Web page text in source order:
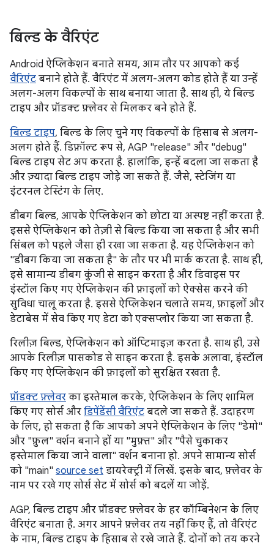
बिल्ड के वैरिएंट
Android ऐप्लिकेशन बनाते समय, आम तौर पर आपको कई
वैरिएंट बनाने होते हैं. वैरिएंट में अलग-अलग कोड होते हैं या उन्हें
अलग-अलग विकल्पों के साथ बनाया जाता है. साथ ही, ये बिल्ड
टाइप और प्रॉडक्ट फ़्लेवर से मिलकर बने होते हैं.
बिल्ड टाइप, बिल्ड के लिए चुने गए विकल्पों के हिसाब से अलग-
अलग होते हैं. डिफ़ॉल्ट रूप से, AGP "release" और "debug"
बिल्ड टाइप सेट अप करता है. हालांकि, इन्हें बदला जा सकता है
और ज़्यादा बिल्ड टाइप जोड़े जा सकते हैं. जैसे, स्टेजिंग या
इंटरनल टेस्टिंग के लिए.
डीबग बिल्ड, आपके ऐप्लिकेशन को छोटा या अस्पष्ट नहीं करता है.
इससे ऐप्लिकेशन को तेज़ी से बिल्ड किया जा सकता है और सभी
सिंबल को पहले जैसा ही रखा जा सकता है. यह ऐप्लिकेशन को
"डीबग किया जा सकता है" के तौर पर भी मार्क करता है. साथ ही,
इसे सामान्य डीबग कुंजी से साइन करता है और डिवाइस पर
इंस्टॉल किए गए ऐप्लिकेशन की फ़ाइलों को ऐक्सेस करने की
सुविधा चालू करता है. इससे ऐप्लिकेशन चलाते समय, फ़ाइलों और
डेटाबेस में सेव किए गए डेटा को एक्सप्लोर किया जा सकता है.
रिलीज़ बिल्ड, ऐप्लिकेशन को ऑप्टिमाइज़ करता है. साथ ही, उसे
आपके रिलीज़ पासकोड से साइन करता है. इसके अलावा, इंस्टॉल
किए गए ऐप्लिकेशन की फ़ाइलों को सुरक्षित रखता है.
प्रॉडक्ट फ़्लेवर का इस्तेमाल करके, ऐप्लिकेशन के लिए शामिल
किए गए सोर्स और डिपेंडेंसी वैरिएंट बदले जा सकते हैं. उदाहरण
के लिए, हो सकता है कि आपको अपने ऐप्लिकेशन के लिए "डेमो"
और "फ़ुल" वर्शन बनाने हों या "मुफ़्त" और "पैसे चुकाकर
इस्तेमाल किया जाने वाला" वर्शन बनाना हो. अपने सामान्य सोर्स
को "main" source set डायरेक्ट्री में लिखें. इसके बाद, फ़्लेवर के
नाम पर रखे गए सोर्स सेट में सोर्स को बदलें या जोड़ें.
AGP, बिल्ड टाइप और प्रॉडक्ट फ़्लेवर के हर कॉम्बिनेशन के लिए
वैरिएंट बनाता है. अगर आपने फ़्लेवर तय नहीं किए हैं, तो वैरिएंट
के नाम, बिल्ड टाइप के हिसाब से रखे जाते हैं. दोनों को तय करने